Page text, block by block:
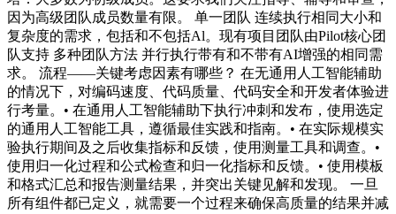
因为高级团队成员数量有限。 单一团队 连续执行相同大小和
复杂度的需求，包括和不包括Al。现有项目团队由Pilot核心团
队支持 多种团队方法 并行执行带有和不带有AI增强的相同需
求。 流程——关键考虑因素有哪些？ 在无通用人工智能辅助
的情况下，对编码速度、代码质量、代码安全和开发者体验进
行考量。• 在通用人工智能辅助下执行冲刺和发布，使用选定
的通用人工智能工具，遵循最佳实践和指南。• 在实际规模实
验执行期间及之后收集指标和反馈，使用测量工具和调查。•
使用归一化过程和公式检查和归一化指标和反馈。• 使用模板
和格式汇总和报告测量结果，并突出关键见解和发现。 一旦
所有组件都已定义，就需要一个过程来确保高质量的结果并减